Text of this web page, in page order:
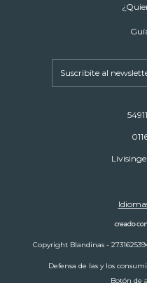
Copyright Blandinas -
Defensa de las y los
Botón de